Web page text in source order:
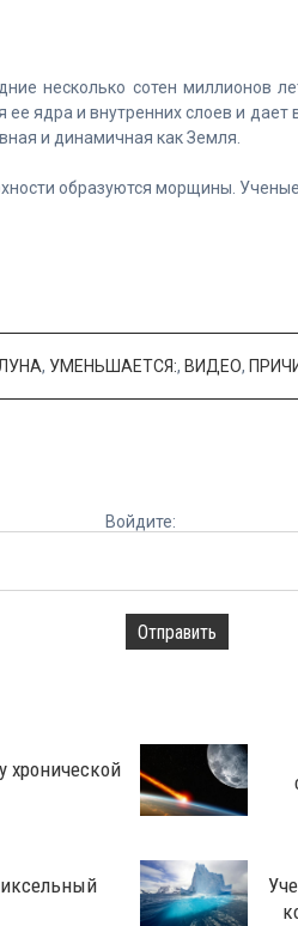
несколько сотен миллионов
ядра и внутренних слоев и
и динамичная как Земля.
образуются морщины.
, УМЕНЬШАЕТСЯ:, ВИДЕО,
Войдите:
Отправить
хронической